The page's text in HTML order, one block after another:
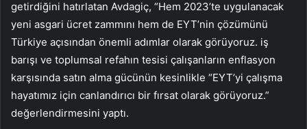
getirdiğini hatırlatan Avdagiç, “Hem 2023’te uygulanacak
yeni asgari ücret zammını hem de EYT’nin çözümünü
Türkiye açısından önemli adımlar olarak görüyoruz. iş
barışı ve toplumsal refahın tesisi çalışanların enflasyon
karşısında satın alma gücünün kesinlikle “EYT’yi çalışma
hayatımız için canlandırıcı bir fırsat olarak görüyoruz.”
değerlendirmesini yaptı.